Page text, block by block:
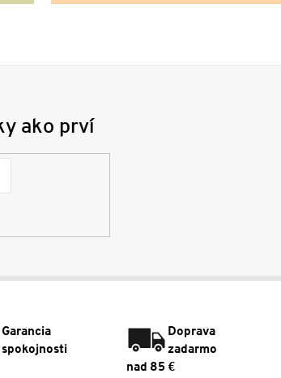
ako prví
Garancia
spokojnosti
Doprava
zadarmo
nad 85 €